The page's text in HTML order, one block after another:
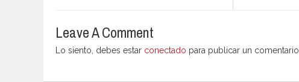
Leave A Comment
Lo siento, debes estar conectado para publicar un comentario.